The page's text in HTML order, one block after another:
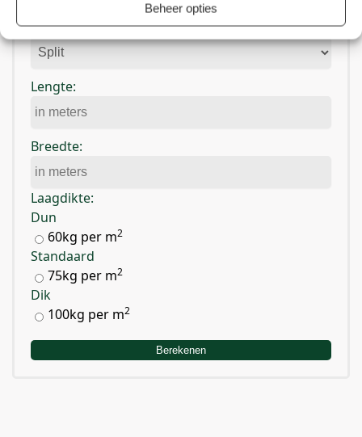
Beheer opties
Product:
Lengte:
Breedte:
Laagdikte:
Dun
60kg per m2
Standaard
75kg per m2
Dik
100kg per m2
Berekenen